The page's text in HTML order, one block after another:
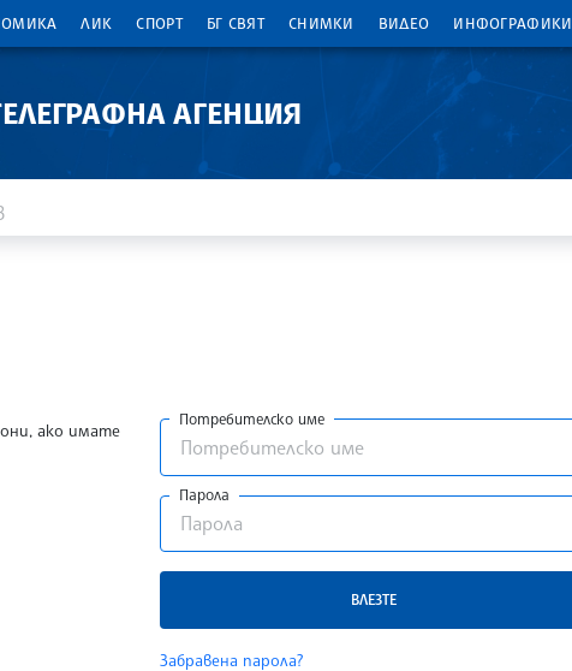
ЛИК СПОРТ БГ СВЯТ СНИМКИ ВИДЕО ИНФОГРАФИКИ
АГЕНЦИЯ
ако имате
Потребителско име
Парола
ВЛЕЗТЕ
Забравена парола?